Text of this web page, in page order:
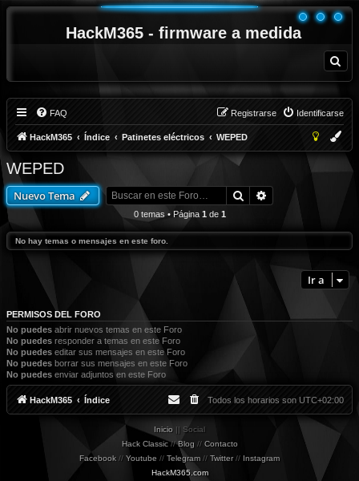
HackM365 - firmware a medida
u
FAQ Identificarse
Registrarse
HackM365 Índice Patinetes eléctricos WEPED
WEPED
Nuevo Tema Buscar
0 temas • Página 1 de 1
No hay temas o mensajes en este foro.
Ir a
PERMISOS DEL FORO
No puedes abrir nuevos temas en este Foro
No puedes responder a temas en este Foro
No puedes editar sus mensajes en este Foro
No puedes borrar sus mensajes en este Foro
No puedes enviar adjuntos en este Foro
HackM365 Índice Todos los horarios son UTC+02:00
Inicio || Social
Hack Classic//Blog // Contacto
Facebook // Youtube // Telegram // Twitter// Instagram
HackM365.com